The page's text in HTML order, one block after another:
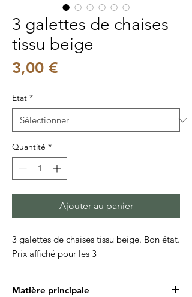
3 galettes de chaises
tissu beige
3,00 €
Etat *
Quantité *
Ajouter au panier
3 galettes de chaises tissu beige. Bon état.
Prix affiché pour les 3
Matière principale